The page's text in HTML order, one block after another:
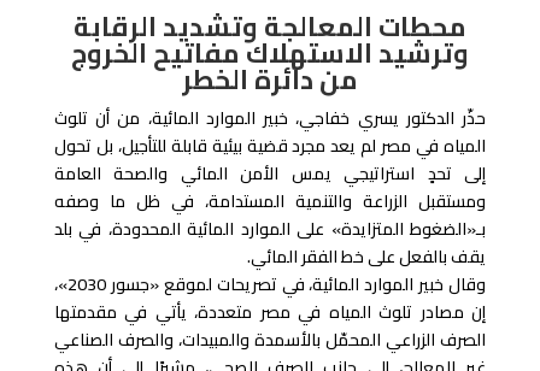
محطات المعالجة وتشديد الرقابة
وترشيد الاستهلاك مفاتيح الخروج
من دائرة الخطر
حذّر الدكتور يسري خفاجي، خبير الموارد المائية، من أن تلوث
المياه في مصر لم يعد مجرد قضية بيئية قابلة للتأجيل، بل تحول
إلى تحدٍ استراتيجي يمس الأمن المائي والصحة العامة
ومستقبل الزراعة والتنمية المستدامة، في ظل ما وصفه
بـ«الضغوط المتزايدة» على الموارد المائية المحدودة، في بلد
يقف بالفعل على خط الفقر المائي.
وقال خبير الموارد المائية، في تصريحات لموقع «جسور 2030»،
إن مصادر تلوث المياه في مصر متعددة، يأتي في مقدمتها
الصرف الزراعي المحمّل بالأسمدة والمبيدات، والصرف الصناعي